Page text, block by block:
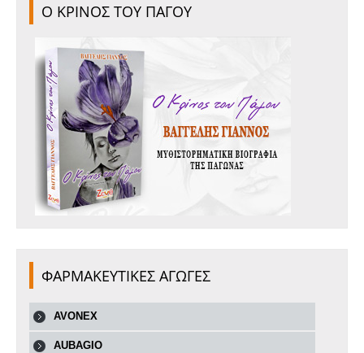
Ο ΚΡΙΝΟΣ ΤΟΥ ΠΑΓΟΥ
ΦΑΡΜΑΚΕΥΤΙΚΕΣ ΑΓΩΓΕΣ
AVONEX
AUBAGIO